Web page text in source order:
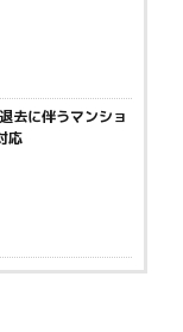
去に伴うマンショ
応